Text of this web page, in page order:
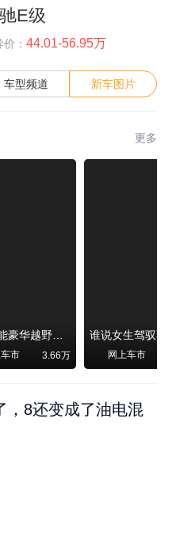
E级
： 44.01-56.95万
车型频道 新车图片
更多
皮卡也能豪华越野！纵横F700上市，限时卖29.99万起
市 3.66万 网上车市
，8还变成了油电混